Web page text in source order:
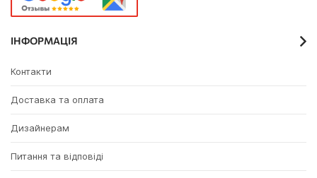
ІНФОРМАЦІЯ
Контакти
Доставка та оплата
Дизайнерам
Питання та відповіді